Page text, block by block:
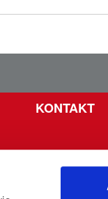
KONTAKT